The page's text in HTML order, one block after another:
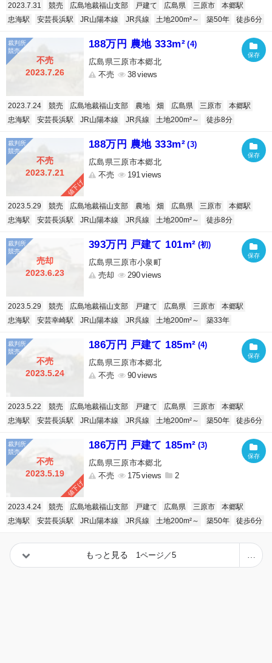
2023.7.31 競売 広島地裁福山支部 戸建て 広島県 三原市
本郷駅
忠海駅
安芸長浜駅 JR山陽本線 JR呉線 土地200m²～ 築50年 徒歩6分
不売
2023.7.26
188万円 農地 333m² (4)
広島県三原市本郷北
不売
38
2023.7.24 競売 広島地裁福山支部 農地 畑 広島県 三原市
本郷駅
忠海駅
安芸長浜駅 JR山陽本線 JR呉線 土地200m²～ 徒歩8分
不売
2023.7.21
値下げ
188万円 農地 333m² (3)
広島県三原市本郷北
不売
191
2023.5.29 競売 広島地裁福山支部 農地 畑 広島県 三原市
本郷駅
忠海駅
安芸長浜駅 JR山陽本線 JR呉線 土地200m²～ 徒歩8分
売却
2023.6.23
393万円 戸建て 101m² (初)
広島県三原市小泉町
売却
290
2023.5.29 競売 広島地裁福山支部 戸建て 広島県 三原市
本郷駅
忠海駅
安芸幸崎駅 JR山陽本線 JR呉線 土地200m²～ 築33年
不売
2023.5.24
186万円 戸建て 185m² (4)
広島県三原市本郷北
不売
90
2023.5.22 競売 広島地裁福山支部 戸建て 広島県 三原市
本郷駅
忠海駅
安芸長浜駅 JR山陽本線 JR呉線 土地200m²～ 築50年 徒歩6分
不売
2023.5.19
値下げ
186万円 戸建て 185m² (3)
広島県三原市本郷北
不売
175 2
2023.4.24 競売 広島地裁福山支部 戸建て 広島県 三原市
本郷駅
忠海駅
安芸長浜駅 JR山陽本線 JR呉線 土地200m²～ 築50年 徒歩6分
もっと見る 1ページ／5